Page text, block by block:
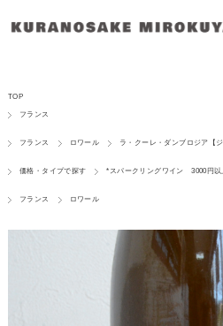
TOP
フランス
フランス ロワール ラ・クーレ・ダンブロジア【
価格・タイプで探す *スパークリングワイン 3000円以
フランス ロワール